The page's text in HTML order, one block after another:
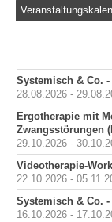
Systemisch & Co.
28.08.2026 -
Ergotherapie mit
Zwangsstörungen
29.10.2026 -
Videotherapie-
22.10.2026 -
Systemisch & Co.
16.10.2026 -